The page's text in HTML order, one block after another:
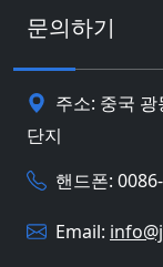
문의하기
주소: 중국
단지
핸드폰:
Email: